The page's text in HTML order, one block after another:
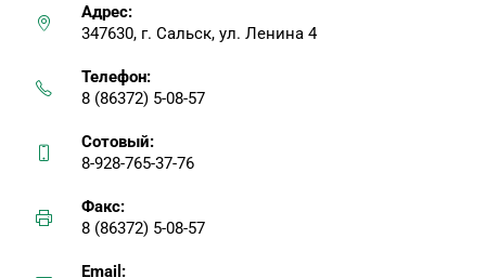
Адрес:
347630, г. Сальск, ул. Ленина 4
Телефон:
8 (86372) 5-08-57
Сотовый:
8-928-765-37-76
Факс:
8 (86372) 5-08-57
Email: